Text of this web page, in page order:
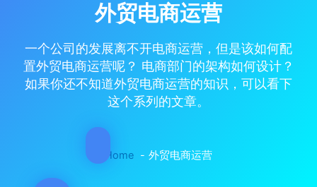
外贸电商运营
一个公司的发展离不开电商运营，但是该如何配
置外贸电商运营呢？ 电商部门的架构如何设计？
如果你还不知道外贸电商运营的知识，可以看下
这个系列的文章。
Home 外贸电商运营